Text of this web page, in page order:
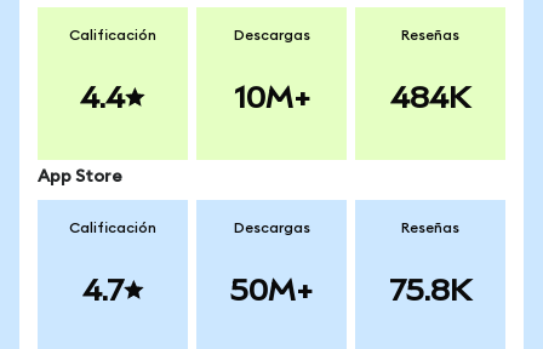
Calificación
4.4
Descargas
10M+
Reseñas
484K
App Store
Calificación
4.7
Descargas
50M+
Reseñas
75.8K